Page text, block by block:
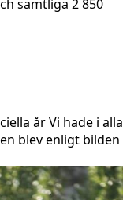
samtliga 2 850
år Vi hade i alla
blev enligt bilden